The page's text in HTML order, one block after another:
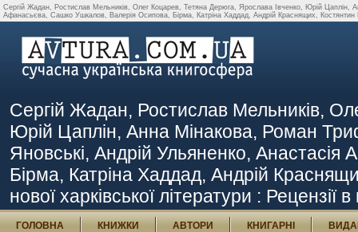
Сергій Жадан, Ростислав Мельників, Олег Коцарев, Тетяна Дерюга, Ярослава Івченко, Юрій Цаплін,
Афанасьєва, Сашко Ушкалов, Валерія Осипова, Бірма, Катріна Хаддад, Андрій Краснящих, Костянтин
Сергій Жадан, Ростислав Мельників,
Юрій Цаплін, Анна Мінакова, Роман
Яновські, Андрій Ульяненко,
Бірма, Катріна Хаддад, Андрій
нової харківської літератури : Рецензії в
ГОЛОВНА КНИЖКИ АВТОРИ КНИГАРНІ